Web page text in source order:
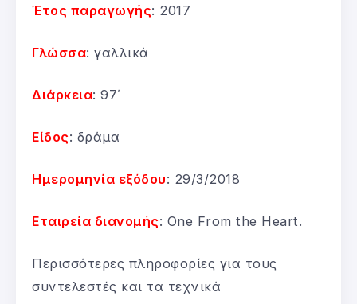
Έτος παραγωγής: 2017
Γλώσσα: γαλλικά
Διάρκεια: 97΄
Είδος: δράμα
Ημερομηνία εξόδου: 29/3/2018
Εταιρεία διανομής: One From the Heart.
Περισσότερες πληροφορίες για τους
συντελεστές και τα τεχνικά